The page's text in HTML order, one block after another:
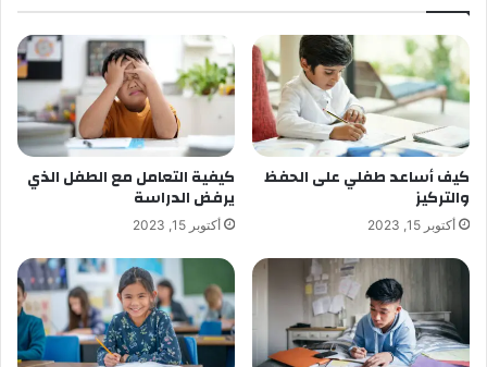
كيف أساعد طفلي على الحفظ
والتركيز
أكتوبر 15, 2023
كيفية التعامل مع الطفل الذي
يرفض الدراسة
أكتوبر 15, 2023